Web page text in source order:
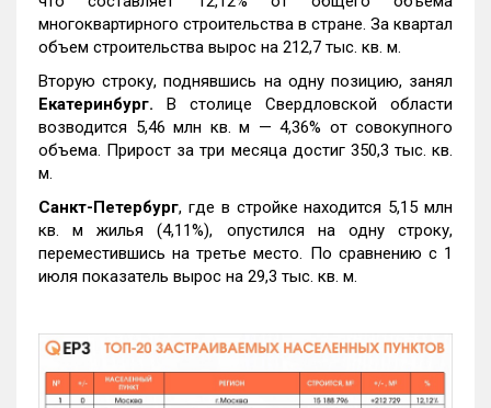
многоквартирного строительства в стране. За квартал
объем строительства вырос на 212,7 тыс. кв. м.
Вторую строку, поднявшись на одну позицию, занял
Екатеринбург.
В столице Свердловской области
возводится 5,46 млн кв. м — 4,36% от совокупного
объема. Прирост за три месяца достиг 350,3 тыс. кв.
м.
Санкт-Петербург, где в стройке находится 5,15 млн
кв. м жилья (4,11%), опустился на одну строку,
переместившись на третье место. По сравнению с 1
июля показатель вырос на 29,3 тыс. кв. м.